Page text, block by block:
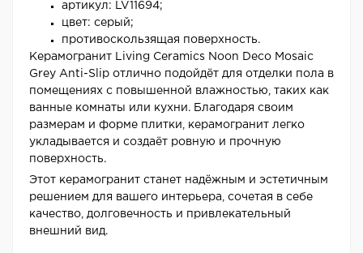
артикул: LV11694;
цвет: серый;
противоскользящая поверхность.
Керамогранит Living Ceramics Noon Deco Mosaic
Grey Anti-Slip отлично подойдёт для отделки пола в
помещениях с повышенной влажностью, таких как
ванные комнаты или кухни. Благодаря своим
размерам и форме плитки, керамогранит легко
укладывается и создаёт ровную и прочную
поверхность.
Этот керамогранит станет надёжным и эстетичным
решением для вашего интерьера, сочетая в себе
качество, долговечность и привлекательный
внешний вид.